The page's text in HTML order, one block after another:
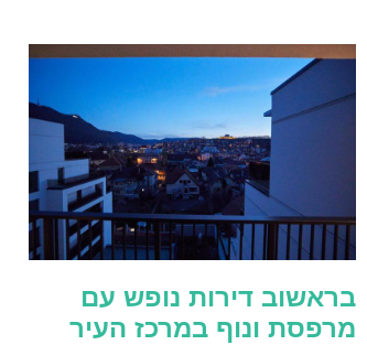
בראשוב דירות נופש עם
מרפסת ונוף במרכז העיר